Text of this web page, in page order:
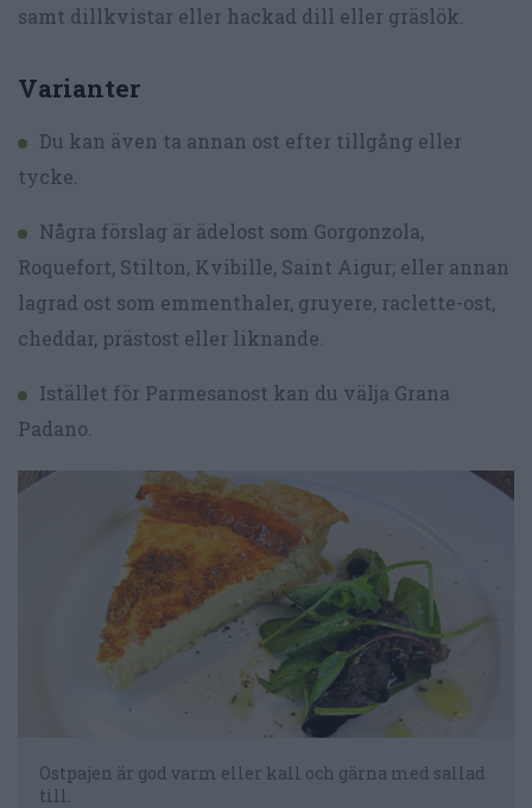
samt dillkvistar eller hackad dill eller gräslök.
Varianter
Du kan även ta annan ost efter tillgång eller
tycke.
Några förslag är ädelost som Gorgonzola,
Roquefort, Stilton, Kvibille, Saint Aigur; eller annan
lagrad ost som emmenthaler, gruyere, raclette-ost,
cheddar, prästost eller liknande.
Istället för Parmesanost kan du välja Grana
Padano.
Ostpajen är god varm eller kall och gärna med sallad
till.